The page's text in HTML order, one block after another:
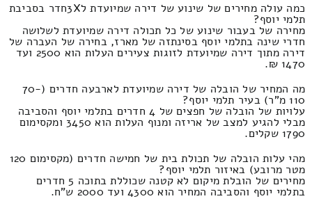
כמה עולה מחירים של שינוע של דירה שמיועדת ל3Xחדר בסביבת
תלמי יוסף?
מחירה של בעבור שינוע של כל תכולה דירה שמיועדת לשלושה
חדרי שינה בתלמי יוסף בסינתזה של מארז, בחירה של העברה של
דירה מתוך דירה שמיועדת לזוגות צעירים העלות הוא 2500 ועד
1470 ₪.
מה המחיר של הובלה של דירה שמיועדת לארבעה חדרים (70-
110 מ"ר) בעיר תלמי יוסף?
עלויות של הובלה של חפצים של 4 חדרים בתלמי יוסף והסביבה
מבלי להגיע למצב של אריזה ומנוף העלות הוא 3450 ומקסימום
1790 שקלים.
מהי עלות הובלה של תכולת בית של חמישה חדרים (מקסימום 120
מטר מרובע) באיזור תלמי יוסף?
מחירים של הובלת מיקום לא קטנה שכוללת בתוכה 5 חדרים
בתלמי יוסף והסביבה המחיר הוא 4300 ועד 2000 ש"ח.